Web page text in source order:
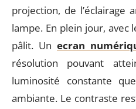
projection, de l’éclairage
lampe. En plein jour, avec
pâlit. Un ecran
résolution pouvant
luminosité constante
ambiante. Le contraste